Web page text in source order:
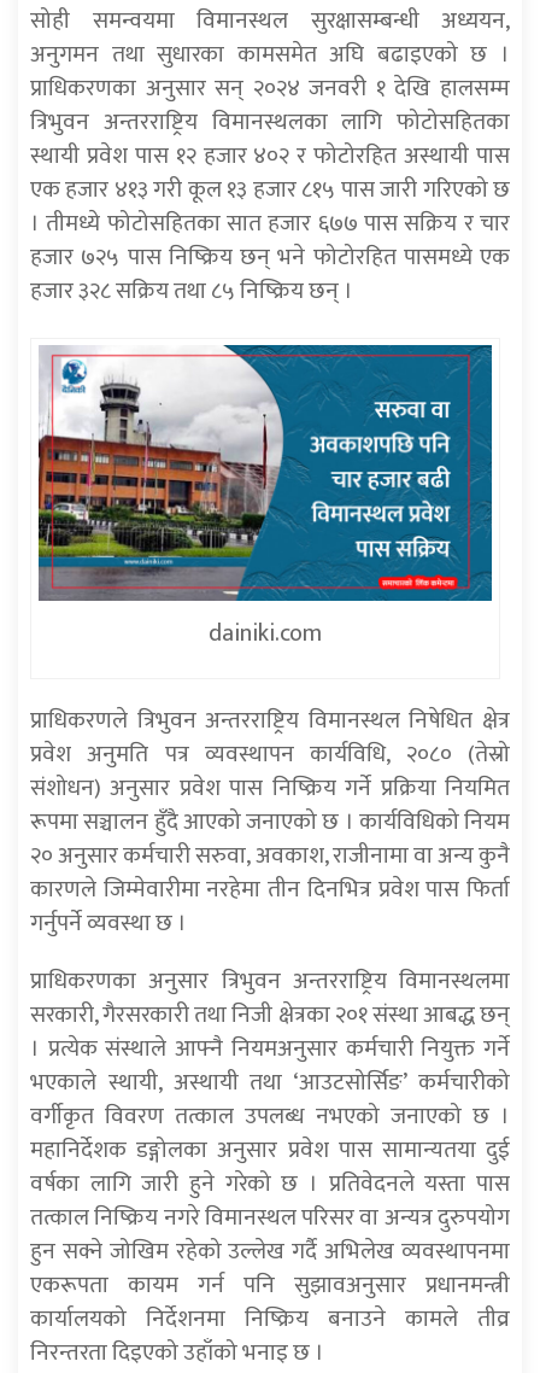
सोही समन्वयमा विमानस्थल सुरक्षासम्बन्धी अध्ययन,
अनुगमन तथा सुधारका कामसमेत अघि बढाइएको छ ।
प्राधिकरणका अनुसार सन् २०२४ जनवरी १ देखि हालसम्म
त्रिभुवन अन्तरराष्ट्रिय विमानस्थलका लागि फोटोसहितका
स्थायी प्रवेश पास १२ हजार ४०२ र फोटोरहित अस्थायी पास
एक हजार ४१३ गरी कूल १३ हजार ८१५ पास जारी गरिएको छ
। तीमध्ये फोटोसहितका सात हजार ६७७ पास सक्रिय र चार
हजार ७२५ पास निष्क्रिय छन् भने फोटोरहित पासमध्ये एक
हजार ३२८ सक्रिय तथा ८५ निष्क्रिय छन् ।
dainiki.com
प्राधिकरणले त्रिभुवन अन्तरराष्ट्रिय विमानस्थल निषेधित क्षेत्र
प्रवेश अनुमति पत्र व्यवस्थापन कार्यविधि, २०८० (तेस्रो
संशोधन) अनुसार प्रवेश पास निष्क्रिय गर्ने प्रक्रिया नियमित
रूपमा सञ्चालन हुँदै आएको जनाएको छ । कार्यविधिको नियम
२० अनुसार कर्मचारी सरुवा, अवकाश, राजीनामा वा अन्य कुनै
कारणले जिम्मेवारीमा नरहेमा तीन दिनभित्र प्रवेश पास फिर्ता
गर्नुपर्ने व्यवस्था छ ।
प्राधिकरणका अनुसार त्रिभुवन अन्तरराष्ट्रिय विमानस्थलमा
सरकारी, गैरसरकारी तथा निजी क्षेत्रका २०१ संस्था आबद्ध छन्
। प्रत्येक संस्थाले आफ्नै नियमअनुसार कर्मचारी नियुक्त गर्ने
भएकाले स्थायी, अस्थायी तथा ‘आउटसोर्सिङ’ कर्मचारीको
वर्गीकृत विवरण तत्काल उपलब्ध नभएको जनाएको छ ।
महानिर्देशक डङ्गोलका अनुसार प्रवेश पास सामान्यतया दुई
वर्षका लागि जारी हुने गरेको छ । प्रतिवेदनले यस्ता पास
तत्काल निष्क्रिय नगरे विमानस्थल परिसर वा अन्यत्र दुरुपयोग
हुन सक्ने जोखिम रहेको उल्लेख गर्दै अभिलेख व्यवस्थापनमा
एकरूपता कायम गर्न पनि सुझावअनुसार प्रधानमन्त्री
कार्यालयको निर्देशनमा निष्क्रिय बनाउने कामले तीव्र
निरन्तरता दिइएको उहाँको भनाइ छ ।